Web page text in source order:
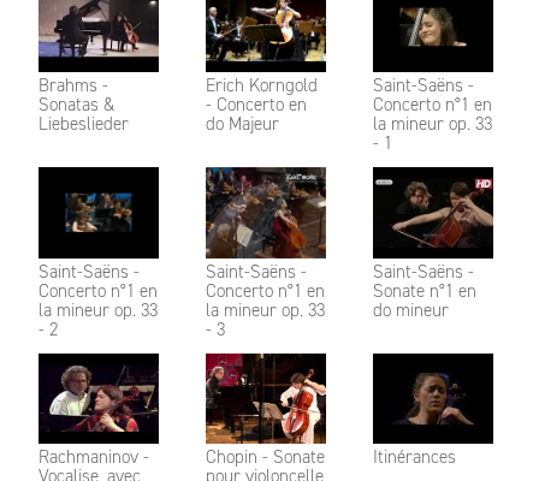
Brahms -
Sonatas &
Liebeslieder
Erich Korngold
- Concerto en
do Majeur
Saint-Saëns -
Concerto n°1 en
la mineur op. 33
- 1
Saint-Saëns -
Concerto n°1 en
la mineur op. 33
- 2
Saint-Saëns -
Concerto n°1 en
la mineur op. 33
- 3
Saint-Saëns -
Sonate n°1 en
do mineur
Rachmaninov -
Vocalise, avec
Chopin - Sonate
pour violoncelle
Itinérances